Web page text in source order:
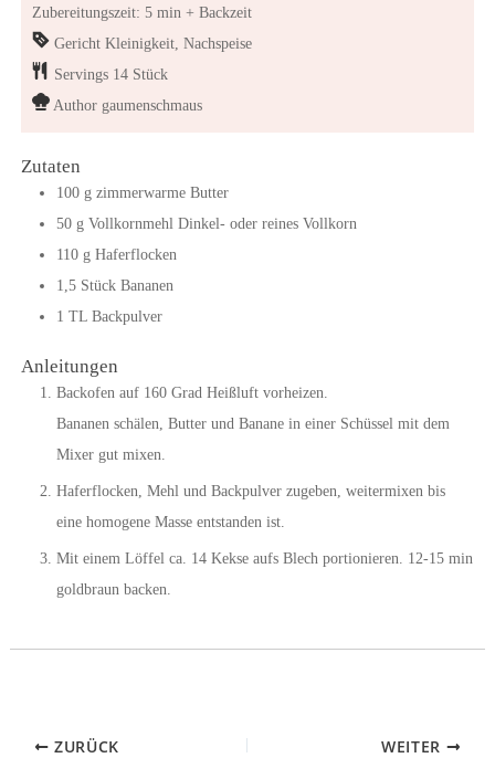
Zubereitungszeit: 5 min + Backzeit
Gericht Kleinigkeit, Nachspeise
Servings 14 Stück
Author gaumenschmaus
Zutaten
100 g zimmerwarme Butter
50 g Vollkornmehl Dinkel- oder reines Vollkorn
110 g Haferflocken
1,5 Stück Bananen
1 TL Backpulver
Anleitungen
Backofen auf 160 Grad Heißluft vorheizen.
Bananen schälen, Butter und Banane in einer Schüssel mit dem
Mixer gut mixen.
Haferflocken, Mehl und Backpulver zugeben, weitermixen bis
eine homogene Masse entstanden ist.
Mit einem Löffel ca. 14 Kekse aufs Blech portionieren. 12-15 min
goldbraun backen.
ZURÜCK WEITER